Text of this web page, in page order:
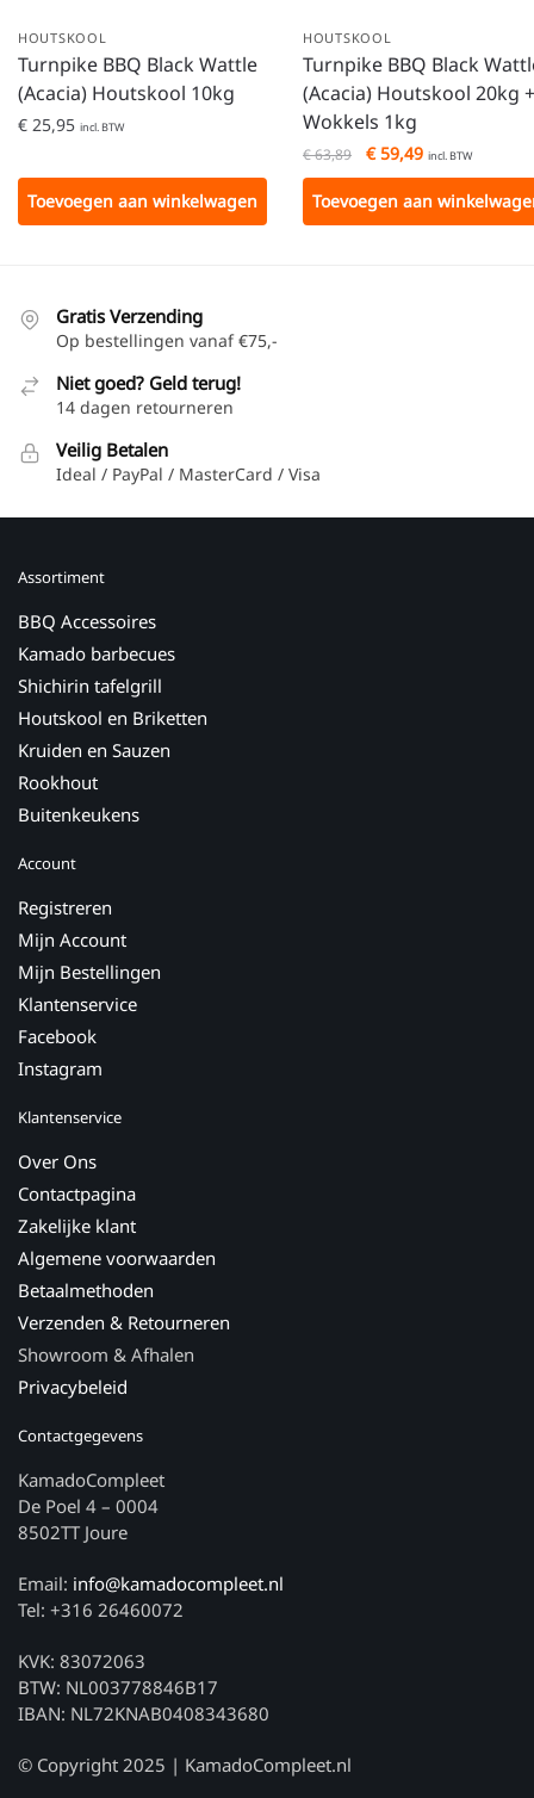
HOUTSKOOL
Turnpike BBQ Black Wattle
(Acacia) Houtskool 10kg
€ 25,95 incl. BTW
Toevoegen aan winkelwagen
HOUTSKOOL
Turnpike BBQ Black
(Acacia) Houtskool 20kg +
Wokkels 1kg
€63,89 €59,49 incl. BTW
Toevoegen aan
Gratis Verzending
Op bestellingen vanaf €75,-
Niet goed? Geld terug!
14 dagen retourneren
Veilig Betalen
Ideal / PayPal / MasterCard / Visa
Assortiment
BBQ Accessoires
Kamado barbecues
Shichirin tafelgrill
Houtskool en Briketten
Kruiden en Sauzen
Rookhout
Buitenkeukens
Account
Registreren
Mijn Account
Mijn Bestellingen
Klantenservice
Facebook
Instagram
Klantenservice
Over Ons
Contactpagina
Zakelijke klant
Algemene voorwaarden
Betaalmethoden
Verzenden & Retourneren
Showroom & Afhalen
Privacybeleid
Contactgegevens
KamadoCompleet
De Poel 4 – 0004
8502TT Joure
Email: info@kamadocompleet.nl
Tel: +316 26460072
KVK: 83072063
BTW: NL003778846B17
IBAN: NL72KNAB0408343680
© Copyright 2025 | KamadoCompleet.nl